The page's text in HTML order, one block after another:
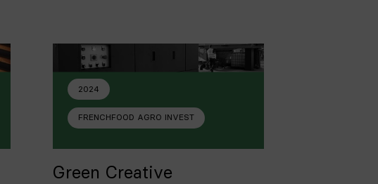
2024
FRENCHFOOD AGRO INVEST
Green Creative